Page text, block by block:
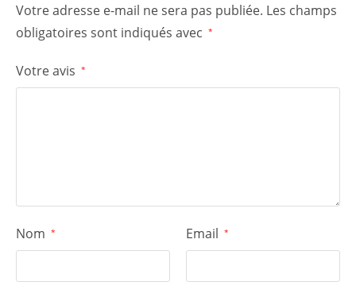
Votre adresse e-mail ne sera pas publiée. Les champs
obligatoires sont indiqués avec *
Votre avis *
Nom * Email *